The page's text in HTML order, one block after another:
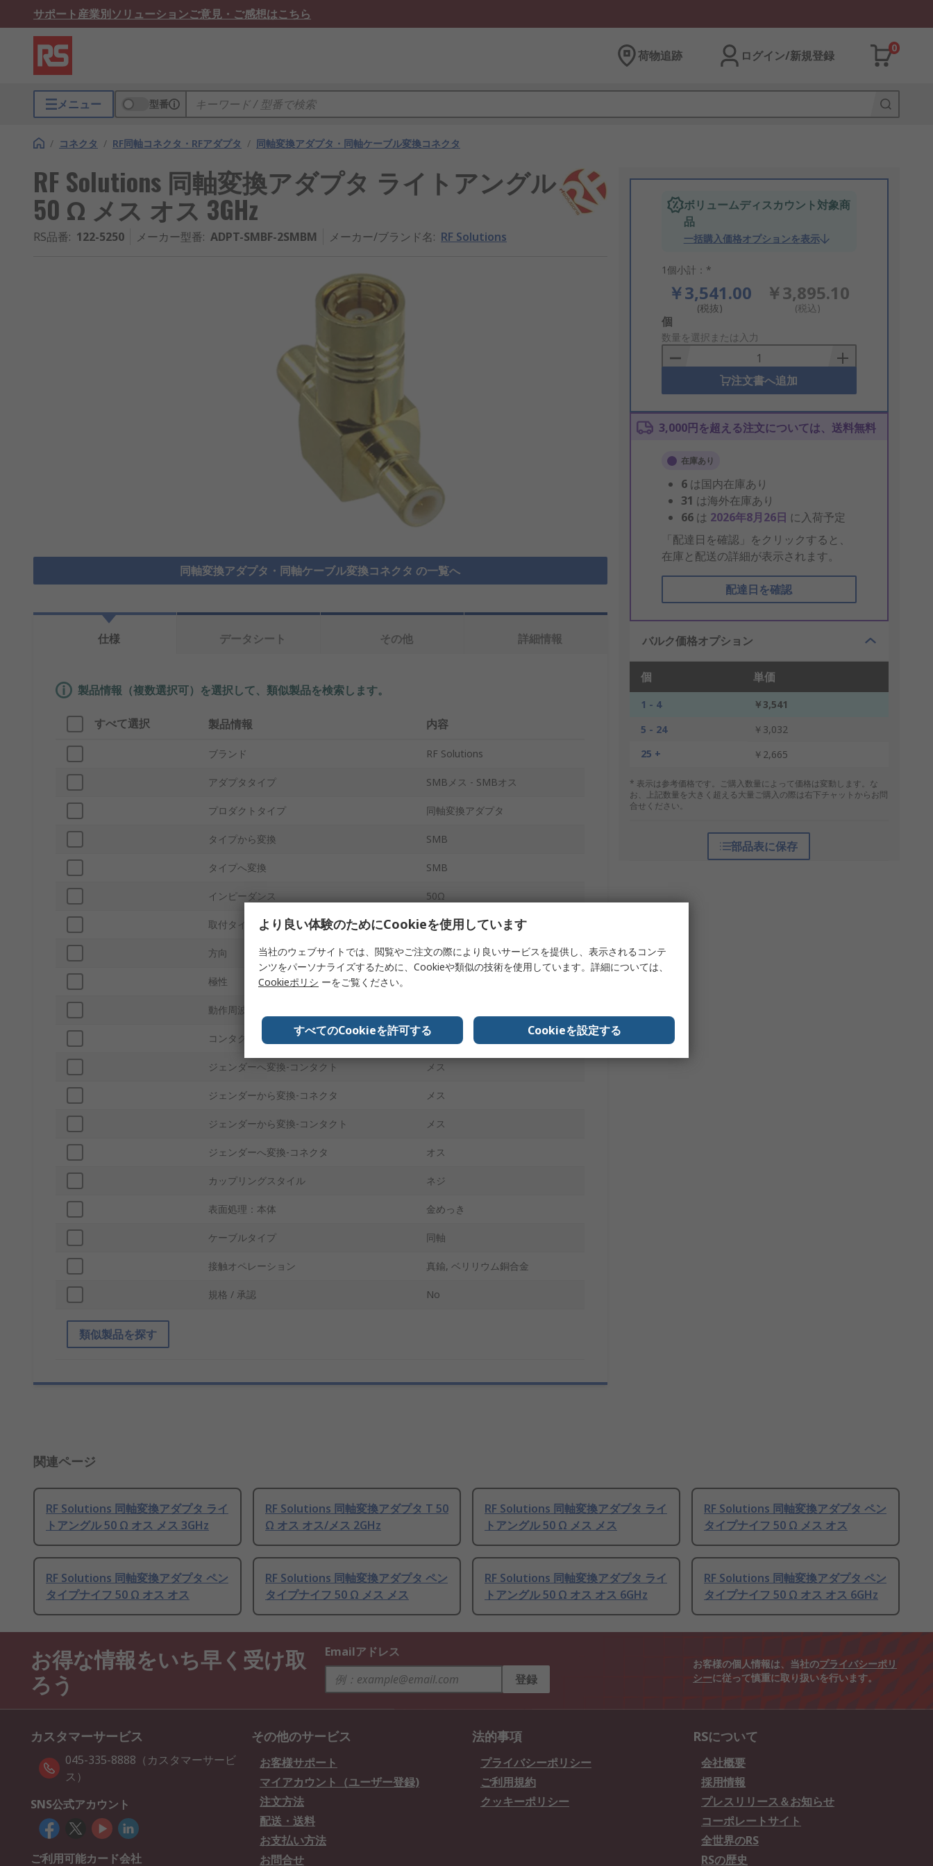
サポート産業別ソリューションご意見・ご感想はこちら
荷物追跡 ログイン/新規登録
0
メニュー 型番
/ コネクタ / RF同軸コネクタ・RFアダプタ / 同軸変換アダプタ・同軸ケーブル変換コネクタ
RF Solutions 同軸変換アダプタ ライトアングル
50 Ω メス オス 3GHz
RS品番: 122-5250 メーカー型番: ADPT-SMBF-2SMBM メーカー/ブランド名: RF Solutions
同軸変換アダプタ・同軸ケーブル変換コネクタ の一覧へ
ボリュームディスカウント対象商
品
一括購入価格オプションを表示
1個小計：*
￥3,541.00
(税抜)
￥3,895.10
(税込)
Add
to
Basket
個
数量を選択または入力
注文書へ追加
3,000円を超える注文については、送料無料
在庫あり
6 は国内在庫あり
31 は海外在庫あり
66 は 2026年8月26日 に入荷予定
「配達日を確認」をクリックすると、
在庫と配送の詳細が表示されます。
配達日を確認
バルク価格オプション
個 単価
1 - 4
￥3,541
5 - 24
￥3,032
25 +
￥2,665
* 表示は参考価格です。ご購入数量によって価格は変動します。な
お、上記数量を大きく超える大量ご購入の際は右下チャットからお問
合せください。
部品表に保存
仕様 データシート その他 詳細情報
製品情報（複数選択可）を選択して、類似製品を検索します。
すべて選択 製品情報 内容
ブランド RF Solutions
アダプタタイプ SMBメス - SMBオス
プロダクトタイプ 同軸変換アダプタ
タイプから変換 SMB
タイプへ変換 SMB
インピーダンス 50Ω
取付タイプ ケーブル
方向 ライトアングル
極性
動作周波数
コンタクトポイント材質 金めっき
ジェンダーへ変換‐コンタクト メス
ジェンダーから変換‐コネクタ メス
ジェンダーから変換‐コンタクト メス
ジェンダーへ変換‐コネクタ オス
カップリングスタイル ネジ
表面処理：本体 金めっき
ケーブルタイプ 同軸
接触オペレーション 真鍮, ベリリウム銅合金
規格 / 承認 No
類似製品を探す
関連ページ
RF Solutions 同軸変換アダプタ ライ
トアングル 50 Ω オス メス 3GHz
RF Solutions 同軸変換アダプタ T 50
Ω オス オス/メス 2GHz
RF Solutions 同軸変換アダプタ ライ
トアングル 50 Ω メス メス
RF Solutions 同軸変換アダプタ ペン
タイプナイフ 50 Ω メス オス
RF Solutions 同軸変換アダプタ ペン
タイプナイフ 50 Ω オス オス
RF Solutions 同軸変換アダプタ ペン
タイプナイフ 50 Ω メス メス
RF Solutions 同軸変換アダプタ ライ
トアングル 50 Ω オス オス 6GHz
RF Solutions 同軸変換アダプタ ペン
タイプナイフ 50 Ω オス オス 6GHz
お得な情報をいち早く受け取
ろう
Emailアドレス
登録
お客様の個人情報は、当社のプライバシーポリ
シーに従って慎重に取り扱いを行います。
カスタマーサービス
045-335-8888（カスタマーサービ
ス）
SNS公式アカウント
ご利用可能カード会社
その他のサービス
お客様サポート
マイアカウント（ユーザー登録)
注文方法
配送・送料
お支払い方法
お問合せ
法的事項
プライバシーポリシー
ご利用規約
クッキーポリシー
RSについて
会社概要
採用情報
プレスリリース＆お知らせ
コーポレートサイト
全世界のRS
RSの歴史
より良い体験のためにCookieを使用しています
当社のウェブサイトでは、閲覧やご注文の際により良いサービスを提供し、表示されるコンテ
ンツをパーソナライズするために、Cookieや類似の技術を使用しています。詳細については、
Cookieポリシ ーをご覧ください。
すべてのCookieを許可する Cookieを設定する